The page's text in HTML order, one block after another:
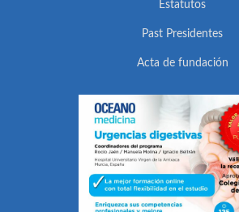
Estatutos
Past Presidentes
Acta de fundación